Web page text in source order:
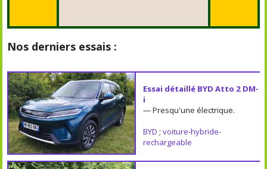
Nos derniers essais :
Essai détaillé BYD Atto 2 DM-
i
— Presqu'une électrique.
BYD ; voiture-hybride-
rechargeable